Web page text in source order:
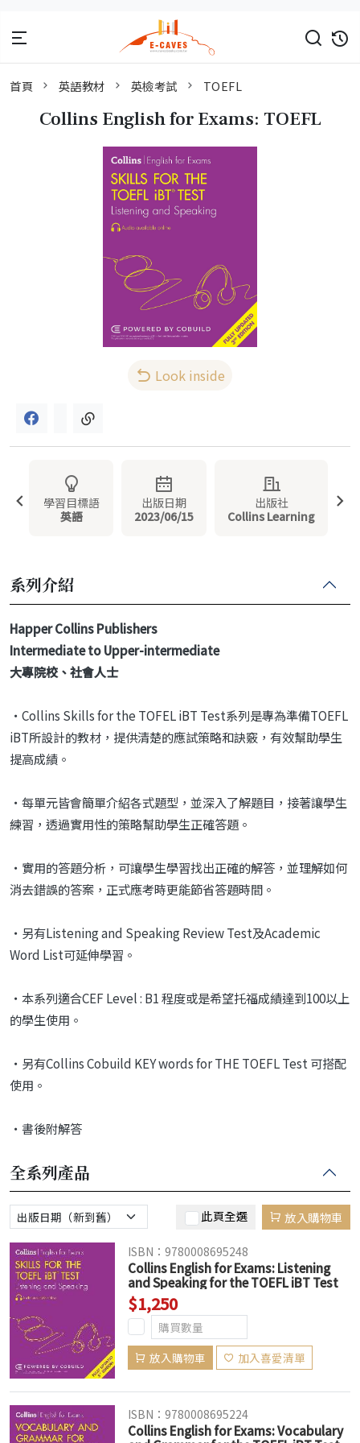
首頁 英語教材 英檢考試 TOEFL
Collins English for Exams: TOEFL
Look inside
學習目標語
英語
出版日期
2023/06/15
出版社
Collins Learning
系列介紹
Happer Collins Publishers
Intermediate to Upper-intermediate
大專院校、社會人士
‧Collins Skills for the TOFEL iBT Test系列是專為準備TOEFL
iBT所設計的教材，提供清楚的應試策略和訣竅，有效幫助學生
提高成績。
‧每單元皆會簡單介紹各式題型，並深入了解題目，接著讓學生
練習，透過實用性的策略幫助學生正確答題。
‧實用的答題分析，可讓學生學習找出正確的解答，並理解如何
消去錯誤的答案，正式應考時更能節省答題時間。
‧另有Listening and Speaking Review Test及Academic
Word List可延伸學習。
‧本系列適合CEF Level : B1 程度或是希望托福成績達到100以上
的學生使用。
‧另有Collins Cobuild KEY words for THE TOEFL Test 可搭配
使用。
‧書後附解答
全系列產品
此頁全選 放入購物車
ISBN：9780008695248
Collins English for Exams: Listening
and Speaking for the TOEFL iBT Test
3/e (Audio available online)
$1,250
放入購物車 加入喜愛清單
ISBN：9780008695224
Collins English for Exams: Vocabulary